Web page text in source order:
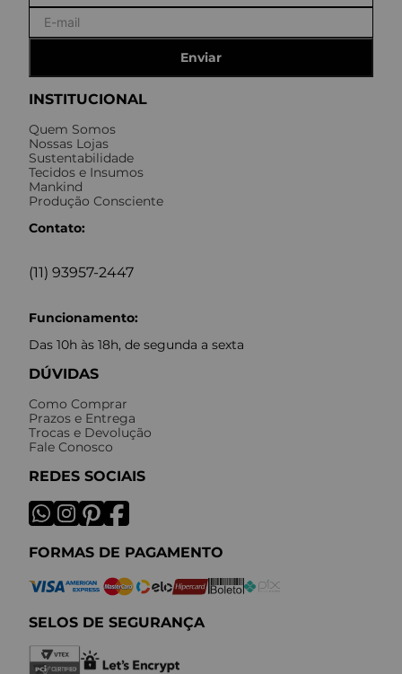
INSTITUCIONAL
Quem Somos
Nossas Lojas
Sustentabilidade
Tecidos e Insumos
Mankind
Produção Consciente
Contato:
(11) 93957-2447
Funcionamento:
Das 10h às 18h, de segunda a sexta
DÚVIDAS
Como Comprar
Prazos e Entrega
Trocas e Devolução
Fale Conosco
REDES SOCIAIS
FORMAS DE PAGAMENTO
SELOS DE SEGURANÇA
Enviar